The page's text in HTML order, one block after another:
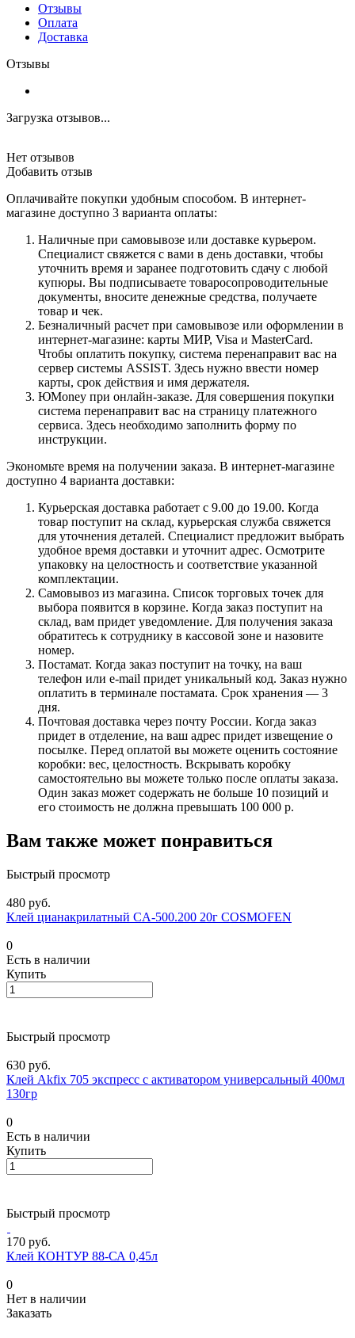
Отзывы
Оплата
Доставка
Отзывы
Загрузка отзывов...
Нет отзывов
Добавить отзыв
Оплачивайте покупки удобным способом. В интернет-
магазине доступно 3 варианта оплаты:
Наличные при самовывозе или доставке курьером.
Специалист свяжется с вами в день доставки, чтобы
уточнить время и заранее подготовить сдачу с любой
купюры. Вы подписываете товаросопроводительные
документы, вносите денежные средства, получаете
товар и чек.
Безналичный расчет при самовывозе или оформлении в
интернет-магазине: карты МИР, Visa и MasterCard.
Чтобы оплатить покупку, система перенаправит вас на
сервер системы ASSIST. Здесь нужно ввести номер
карты, срок действия и имя держателя.
ЮMoney при онлайн-заказе. Для совершения покупки
система перенаправит вас на страницу платежного
сервиса. Здесь необходимо заполнить форму по
инструкции.
Экономьте время на получении заказа. В интернет-магазине
доступно 4 варианта доставки:
Курьерская доставка работает с 9.00 до 19.00. Когда
товар поступит на склад, курьерская служба свяжется
для уточнения деталей. Специалист предложит выбрать
удобное время доставки и уточнит адрес. Осмотрите
упаковку на целостность и соответствие указанной
комплектации.
Самовывоз из магазина. Список торговых точек для
выбора появится в корзине. Когда заказ поступит на
склад, вам придет уведомление. Для получения заказа
обратитесь к сотруднику в кассовой зоне и назовите
номер.
Постамат. Когда заказ поступит на точку, на ваш
телефон или e-mail придет уникальный код. Заказ нужно
оплатить в терминале постамата. Срок хранения — 3
дня.
Почтовая доставка через почту России. Когда заказ
придет в отделение, на ваш адрес придет извещение о
посылке. Перед оплатой вы можете оценить состояние
коробки: вес, целостность. Вскрывать коробку
самостоятельно вы можете только после оплаты заказа.
Один заказ может содержать не больше 10 позиций и
его стоимость не должна превышать 100 000 р.
Вам также может понравиться
Быстрый просмотр
480 руб.
Клей цианакрилатный CA-500.200 20г COSMOFEN
0
Есть в наличии
Купить
Быстрый просмотр
630 руб.
Клей Akfix 705 экспресс с активатором универсальный 400мл
130гр
0
Есть в наличии
Купить
Быстрый просмотр
170 руб.
Клей КОНТУР 88-СА 0,45л
0
Нет в наличии
Заказать